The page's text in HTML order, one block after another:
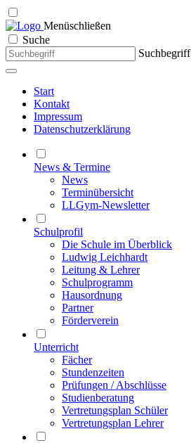
Menüschließen
Suche
Suchbegriff
Start
Kontakt
Impressum
Datenschutzerklärung
News & Termine
News
Terminübersicht
LLGym-Newsletter
Schulprofil
Die Schule im Überblick
Ludwig Leichhardt
Leitung & Lehrer
Schulprogramm
Hausordnung
Partner
Förderverein
Unterricht
Fächer
Stundenzeiten
Prüfungen / Abschlüsse
Studienberatung
Vertretungsplan Schüler
Vertretungsplan Lehrer